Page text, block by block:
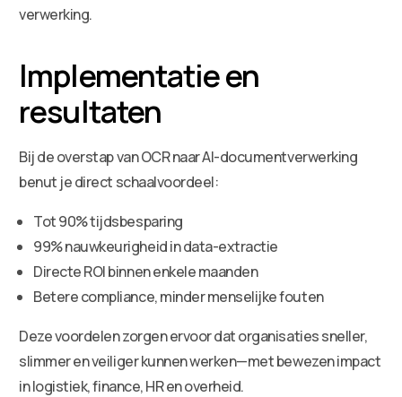
verwerking.
Implementatie en
resultaten
Bij de overstap van OCR naar AI-documentverwerking
benut je direct schaalvoordeel:
Tot 90% tijdsbesparing
99% nauwkeurigheid in data-extractie
Directe ROI binnen enkele maanden
Betere compliance, minder menselijke fouten
Deze voordelen zorgen ervoor dat organisaties sneller,
slimmer en veiliger kunnen werken—met bewezen impact
in logistiek, finance, HR en overheid.